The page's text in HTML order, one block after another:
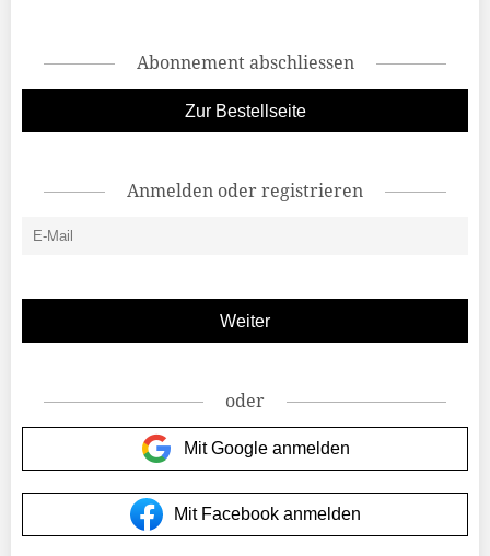
Abonnement abschliessen
Zur Bestellseite
Anmelden oder registrieren
oder
Mit Google anmelden
Mit Facebook anmelden